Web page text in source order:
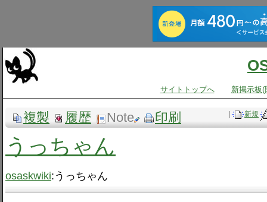
サイトトップへ 新掲示板(
| 新規
複製 履歴 Note 印刷
うっちゃん
osaskwiki:うっちゃん